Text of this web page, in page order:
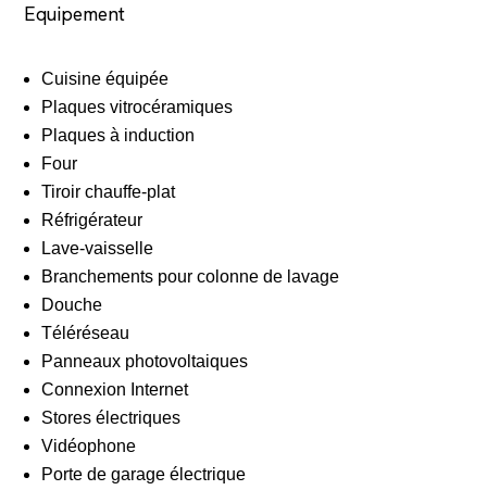
Equipement
Cuisine équipée
Plaques vitrocéramiques
Plaques à induction
Four
Tiroir chauffe-plat
Réfrigérateur
Lave-vaisselle
Branchements pour colonne de lavage
Douche
Téléréseau
Panneaux photovoltaiques
Connexion Internet
Stores électriques
Vidéophone
Porte de garage électrique